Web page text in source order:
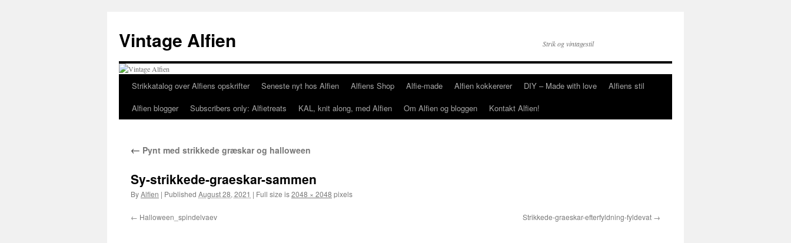
content
Vintage Alfien Strik og vintagestil
Strikkatalog over Alfiens opskrifter Seneste nyt hos Alfien Alfiens Shop Alfie-made Alfien kokkererer DIY – Made with love
Alfiens stil
Alfien blogger
Subscribers only: Alfietreats KAL, knit along, med Alfien Om Alfien og bloggen Kontakt Alfien!
← Pynt med strikkede græskar og halloween
Sy-strikkede-graeskar-sammen
ByAlfien | Published August 28, 2021 | Full size is2048 × 2048 pixels
Halloween_spindelvaev Strikkede-graeskar-efterfyldning-fyldevat